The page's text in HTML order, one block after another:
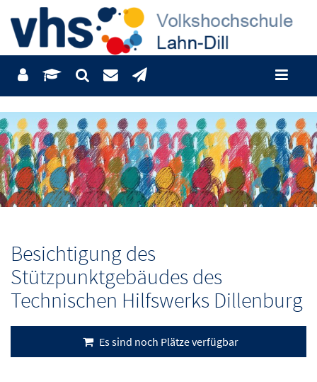
Besichtigung des
Stützpunktgebäudes des
Technischen Hilfswerks Dillenburg
Es sind noch Plätze verfügbar